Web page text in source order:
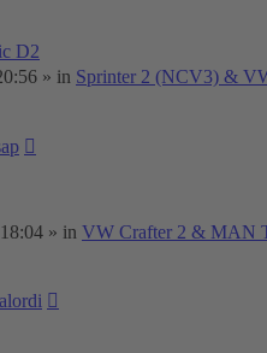
D2
» in Sprinter 2 (NCV3) &
» in VW Crafter 2 & MAN